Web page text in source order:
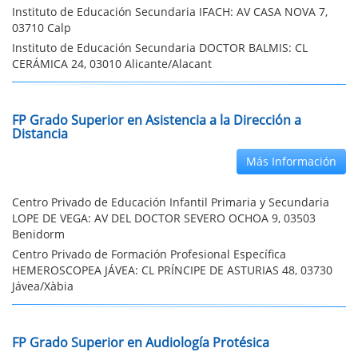
Instituto de Educación Secundaria IFACH: AV CASA NOVA 7,
03710 Calp
Instituto de Educación Secundaria DOCTOR BALMIS: CL
CERÁMICA 24, 03010 Alicante/Alacant
FP Grado Superior en Asistencia a la Dirección a
Distancia
Más Información
Centro Privado de Educación Infantil Primaria y Secundaria
LOPE DE VEGA: AV DEL DOCTOR SEVERO OCHOA 9, 03503
Benidorm
Centro Privado de Formación Profesional Específica
HEMEROSCOPEA JÁVEA: CL PRÍNCIPE DE ASTURIAS 48, 03730
Jávea/Xàbia
FP Grado Superior en Audiología Protésica